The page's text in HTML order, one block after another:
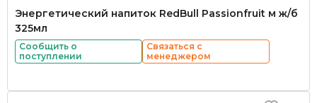
Энергетический напиток RedBull Passionfruit м ж/б
325мл
Сообщить о
поступлении
Связаться с
менеджером